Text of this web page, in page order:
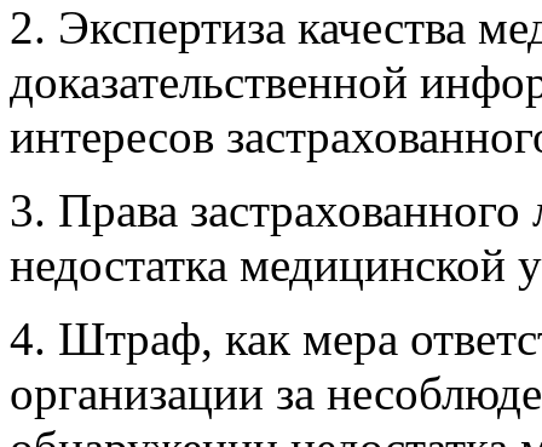
2. Экспертиза качества
доказательственной
интересов
3. Права
недостатка медицинской
4. Штраф, как мера
организации за